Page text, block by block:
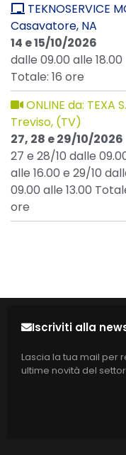
TEKNOSERVICE
Casavatore, NA
14 e 15/10/2026
dalle 09.00 alle 18.00
Totale: 16 ore
ONLINE da: TEXA
Treviso, (TV)
27, 28 e 29/10/2026
27 e 28/10 dalle
alle 16.00 e 29/10
09.00 alle 13.00
ore
Iscriviti alla
Lascia la tua mail per
ultime novità del